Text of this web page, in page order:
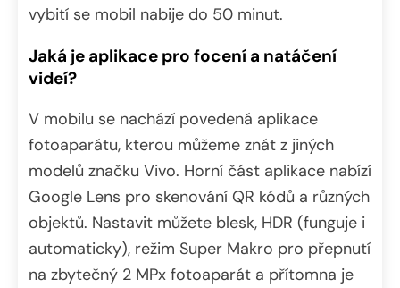
vybití se mobil nabije do 50 minut.
Jaká je aplikace pro focení a natáčení
videí?
V mobilu se nachází povedená aplikace
fotoaparátu, kterou můžeme znát z jiných
modelů značku Vivo. Horní část aplikace nabízí
Google Lens pro skenování QR kódů a různých
objektů. Nastavit můžete blesk, HDR (funguje i
automaticky), režim Super Makro pro přepnutí
na zbytečný 2 MPx fotoaparát a přítomna je